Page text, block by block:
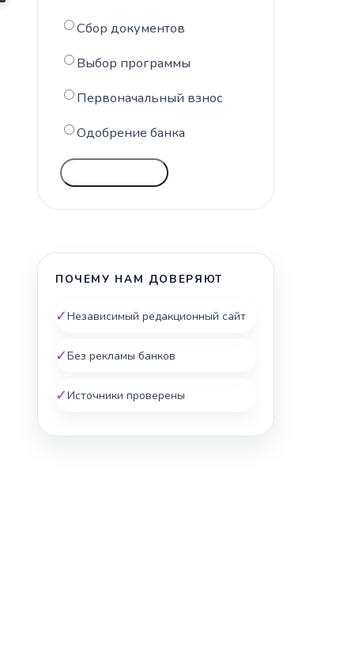
Сбор документов
Выбор программы
Первоначальный взнос
Одобрение банка
ПОЧЕМУ НАМ ДОВЕРЯЮТ
✓Независимый редакционный сайт
✓Без рекламы банков
✓Источники проверены